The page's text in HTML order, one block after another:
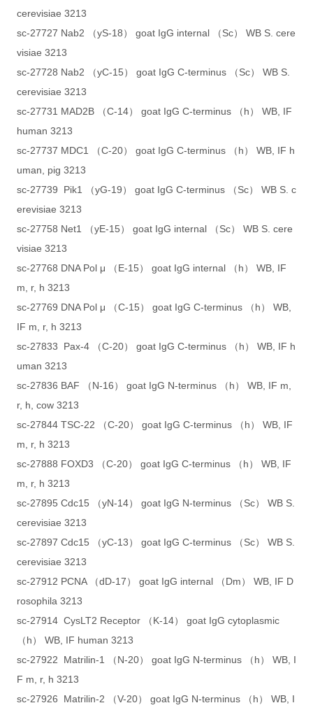
cerevisiae 3213
sc-27727 Nab2 （yS-18） goat IgG internal （Sc） WB S. cere
visiae 3213
sc-27728 Nab2 （yC-15） goat IgG C-terminus （Sc） WB S.
cerevisiae 3213
sc-27731 MAD2B （C-14） goat IgG C-terminus （h） WB, IF
human 3213
sc-27737 MDC1 （C-20） goat IgG C-terminus （h） WB, IF h
uman, pig 3213
sc-27739 Pik1 （yG-19） goat IgG C-terminus （Sc） WB S. c
erevisiae 3213
sc-27758 Net1 （yE-15） goat IgG internal （Sc） WB S. cere
visiae 3213
sc-27768 DNA Pol μ （E-15） goat IgG internal （h） WB, IF
m, r, h 3213
sc-27769 DNA Pol μ （C-15） goat IgG C-terminus （h） WB,
IF m, r, h 3213
sc-27833 Pax-4 （C-20） goat IgG C-terminus （h） WB, IF h
uman 3213
sc-27836 BAF （N-16） goat IgG N-terminus （h） WB, IF m,
r, h, cow 3213
sc-27844 TSC-22 （C-20） goat IgG C-terminus （h） WB, IF
m, r, h 3213
sc-27888 FOXD3 （C-20） goat IgG C-terminus （h） WB, IF
m, r, h 3213
sc-27895 Cdc15 （yN-14） goat IgG N-terminus （Sc） WB S.
cerevisiae 3213
sc-27897 Cdc15 （yC-13） goat IgG C-terminus （Sc） WB S.
cerevisiae 3213
sc-27912 PCNA （dD-17） goat IgG internal （Dm） WB, IF D
rosophila 3213
sc-27914 CysLT2 Receptor （K-14） goat IgG cytoplasmic
（h） WB, IF human 3213
sc-27922 Matrilin-1 （N-20） goat IgG N-terminus （h） WB, I
F m, r, h 3213
sc-27926 Matrilin-2 （V-20） goat IgG N-terminus （h） WB, I